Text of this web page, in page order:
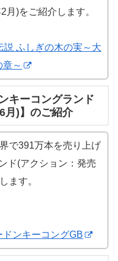
月)をご紹介します。
説 ふしぎの木の実～大
章～
キーコングランド
月)】のご紹介
で391万本を売り上げ
ド(アクション：発売
ます。
ンキーコングGB